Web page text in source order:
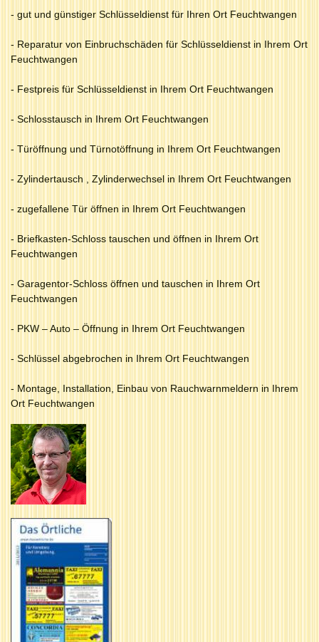
- gut und günstiger Schlüsseldienst für Ihren Ort Feuchtwangen
- Reparatur von Einbruchschäden für Schlüsseldienst in Ihrem Ort
Feuchtwangen
- Festpreis für Schlüsseldienst in Ihrem Ort Feuchtwangen
- Schlosstausch in Ihrem Ort Feuchtwangen
- Türöffnung und Türnotöffnung in Ihrem Ort Feuchtwangen
- Zylindertausch , Zylinderwechsel in Ihrem Ort Feuchtwangen
- zugefallene Tür öffnen in Ihrem Ort Feuchtwangen
- Briefkasten-Schloss tauschen und öffnen in Ihrem Ort
Feuchtwangen
- Garagentor-Schloss öffnen und tauschen in Ihrem Ort
Feuchtwangen
- PKW – Auto – Öffnung in Ihrem Ort Feuchtwangen
- Schlüssel abgebrochen in Ihrem Ort Feuchtwangen
- Montage, Installation, Einbau von Rauchwarnmeldern in Ihrem
Ort Feuchtwangen